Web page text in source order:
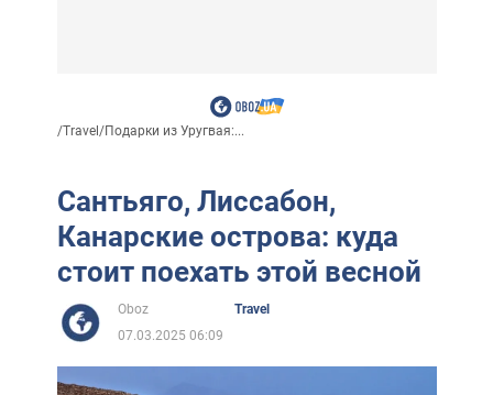
/Travel/Подарки из Уругвая:...
Сантьяго, Лиссабон,
Канарские острова: куда
стоит поехать этой весной
Oboz
Travel
07.03.2025 06:09